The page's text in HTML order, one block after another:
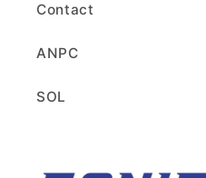
Contact
ANPC
SOL